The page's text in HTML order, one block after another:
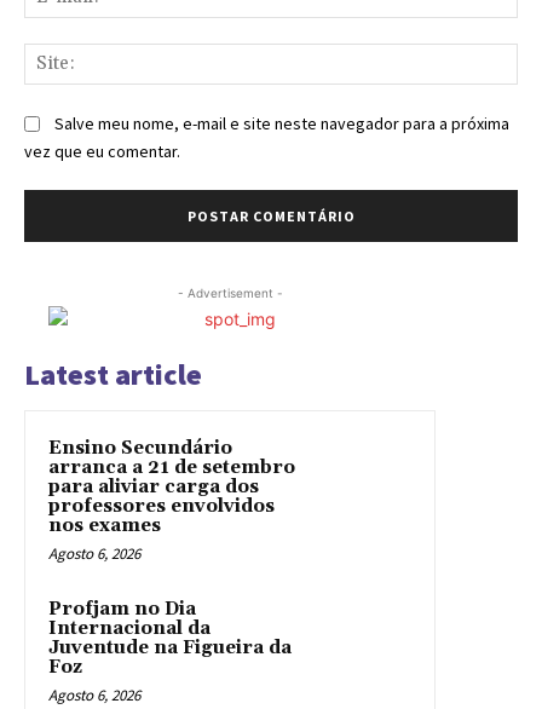
Salve meu nome, e-mail e site neste navegador para a próxima
vez que eu comentar.
- Advertisement -
Latest article
Ensino Secundário
arranca a 21 de setembro
para aliviar carga dos
professores envolvidos
nos exames
Agosto 6, 2026
Profjam no Dia
Internacional da
Juventude na Figueira da
Foz
Agosto 6, 2026